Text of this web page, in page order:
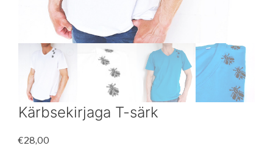
Kärbsekirjaga T-särk
€28,00